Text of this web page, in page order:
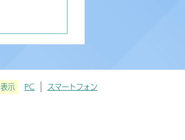
表示 PC スマートフォン